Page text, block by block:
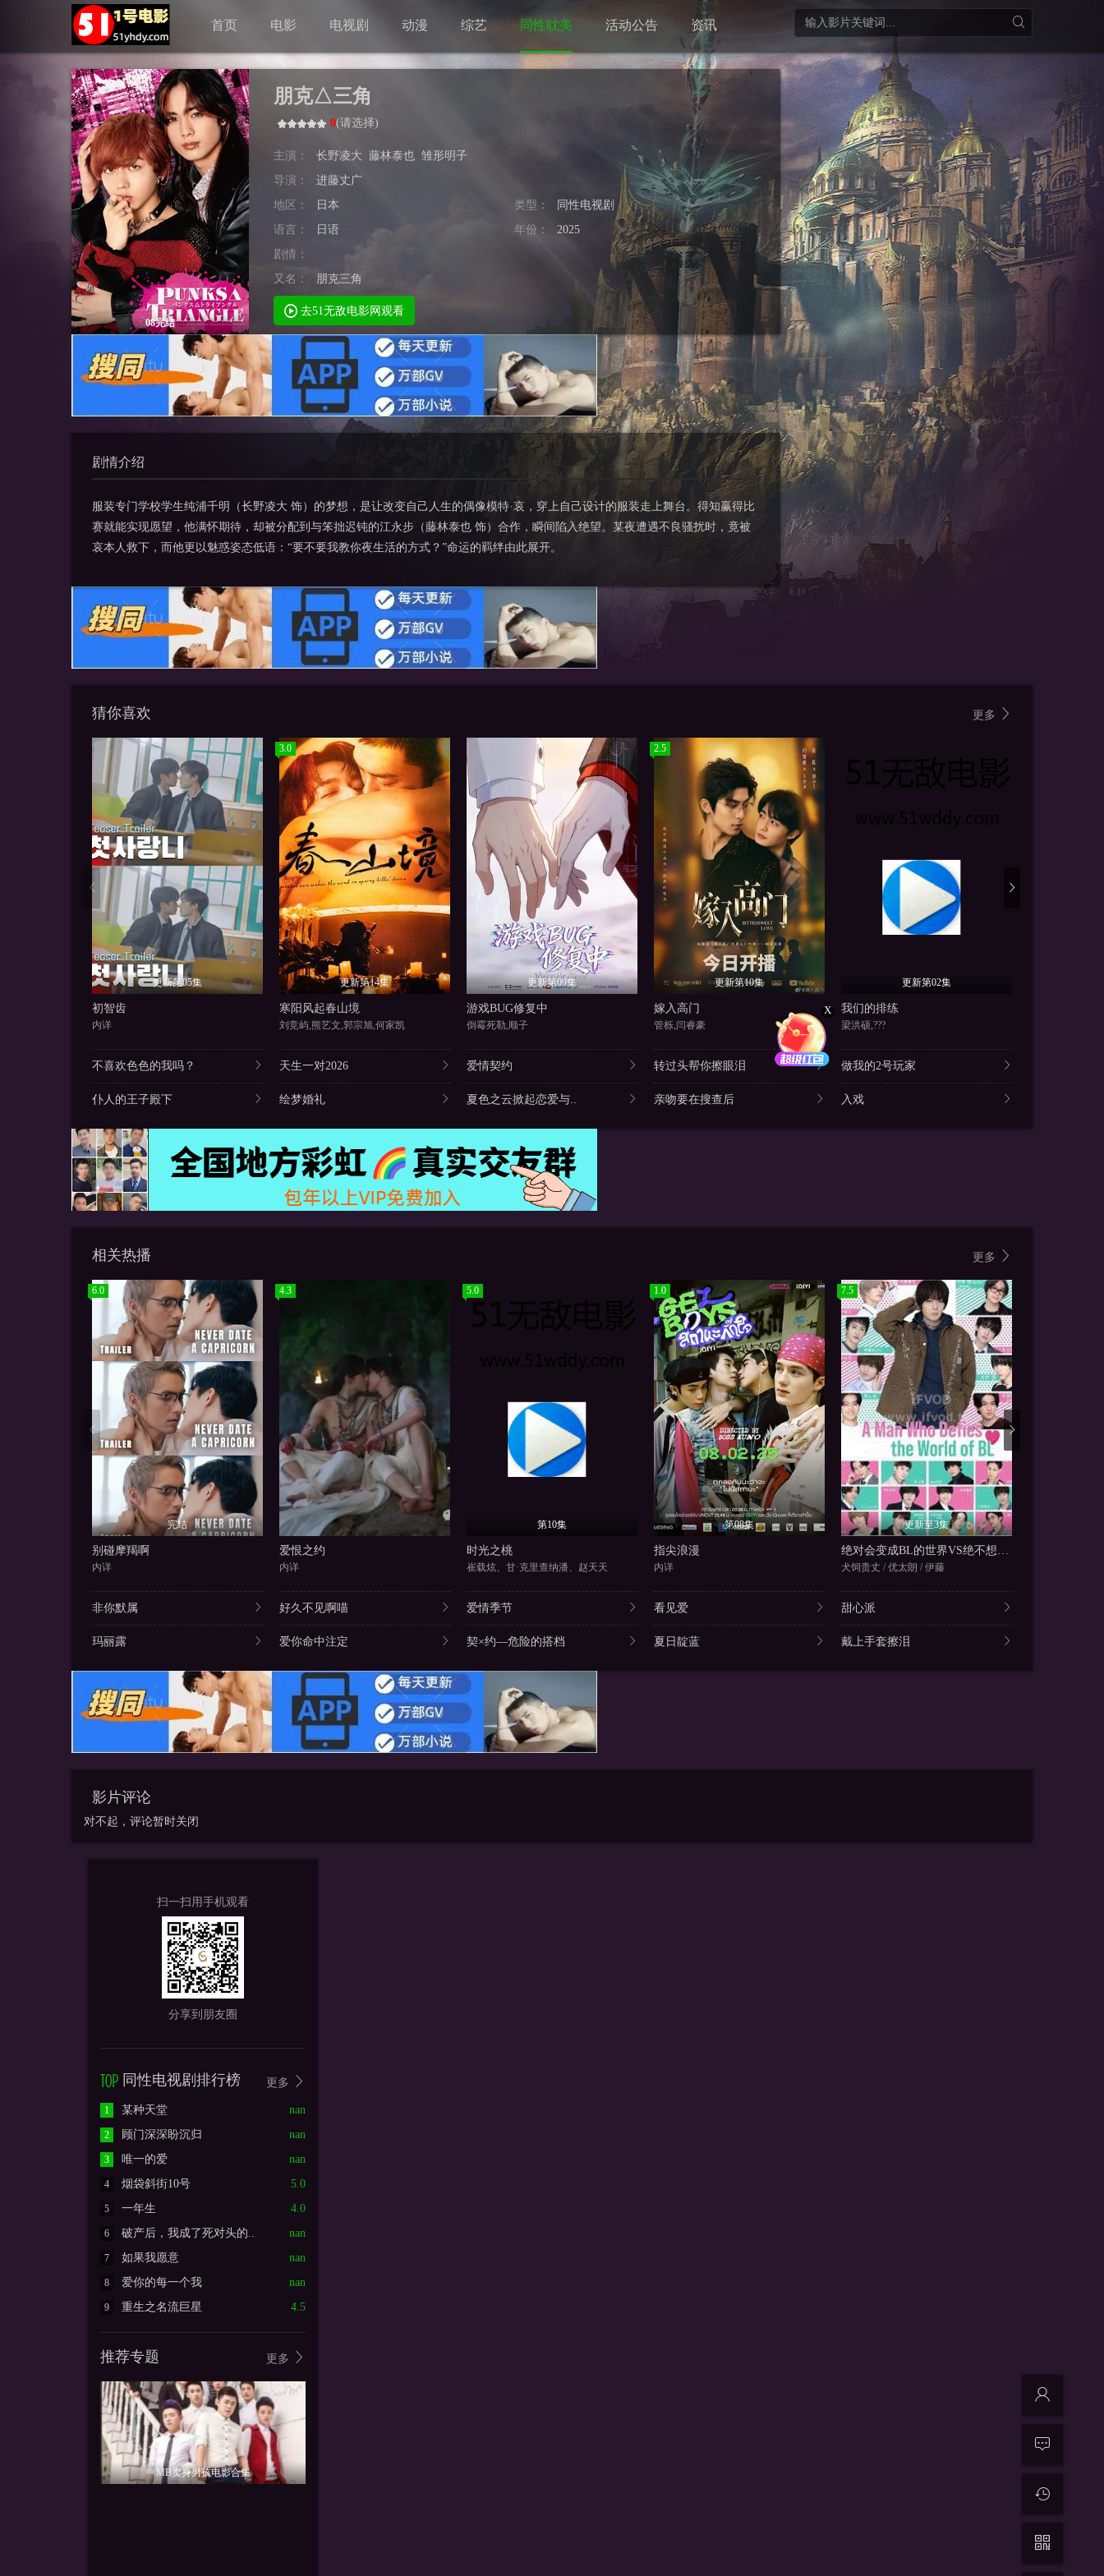
首页 电影 电视剧 动漫 综艺 同性耽美 活动公告 资讯
08完结
朋克△三角
0(请选择)
主演： 长野凌大 藤林泰也 雏形明子
导演：
进藤丈广
地区：
日本 类型：
同性电视剧
语言：
日语 年份：
2025
剧情：
又名：
朋克三角
去51无敌电影网观看
剧情介绍
服装专门学校学生纯浦千明（长野凌大 饰）的梦想，是让改变自己人生的偶像模特·哀，穿上自己设计的服装走上舞台。得知赢得比
赛就能实现愿望，他满怀期待，却被分配到与笨拙迟钝的江永步（藤林泰也 饰）合作，瞬间陷入绝望。某夜遭遇不良骚扰时，竟被
哀本人救下，而他更以魅惑姿态低语：“要不要我教你夜生活的方式？”命运的羁绊由此展开。
更多
猜你喜欢
更新第05集
初智齿
内详
3.0
更新第14集
寒阳风起春山境
刘竞屿,熊艺文,郭宗旭,何家凯
更新第09集
游戏BUG修复中
倒霉死勒,顺子
2.5
更新第10集
嫁入高门
管栎,闫睿豪
更新第02集
我们的排练
梁洪硕,???
不喜欢色色的我吗？ 天生一对2026 爱情契约 转过头帮你擦眼泪 做我的2号玩家
仆人的王子殿下 绘梦婚礼 夏色之云掀起恋爱与.. 亲吻要在搜查后 入戏
更多
相关热播
6.0
完结
别碰摩羯啊
内详
4.3
爱恨之约
内详
5.0
第10集
时光之桃
崔载炫、甘·克里查纳潘、赵天天
1.0
第08集
指尖浪漫
内详
7.5
更新至3集
绝对会变成BL的世界VS绝不想变成BL的男人2
犬饲贵丈 / 优太朗 / 伊藤
非你默属 好久不见啊喵 爱情季节 看见爱 甜心派
玛丽露 爱你命中注定 契×约—危险的搭档 夏日靛蓝 戴上手套擦泪
影片评论
对不起，评论暂时关闭
扫一扫用手机观看
分享到朋友圈
更多
同性电视剧排行榜
nan
1
某种天堂
nan
2
顾门深深盼沉归
nan
3
唯一的爱
5.0
4
烟袋斜街10号
4.0
5
一年生
nan
6
破产后，我成了死对头的..
nan
7
如果我愿意
nan
8
爱你的每一个我
4.5
9 重生之名流巨星
更多
推荐专题
MB卖身男孩电影合集
X